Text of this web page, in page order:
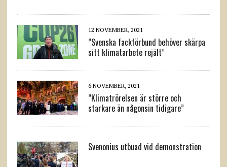
12 NOVEMBER, 2021
”Svenska fackförbund behöver skärpa
sitt klimatarbete rejält”
6 NOVEMBER, 2021
”Klimatrörelsen är större och
starkare än någonsin tidigare”
Svenonius utbuad vid demonstration